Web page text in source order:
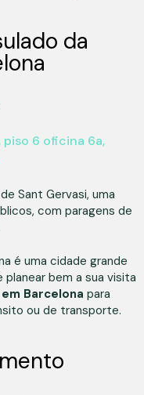
da
piso 6 oficina 6a,
Sant Gervasi, uma
com paragens de
é uma cidade grande
bem a sua visita
Barcelona para
ou de transporte.